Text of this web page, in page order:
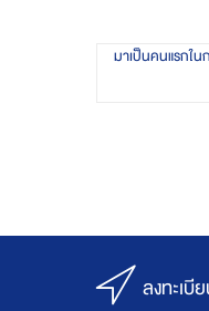
มาเป็นคนแรกใ
ลงทะเบี